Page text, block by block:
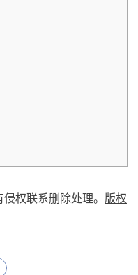
权联系删除处理。 版权